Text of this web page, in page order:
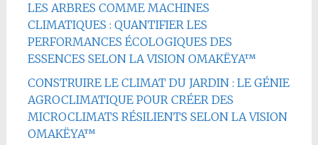
LES ARBRES COMME MACHINES
CLIMATIQUES : QUANTIFIER LES
PERFORMANCES ÉCOLOGIQUES DES
ESSENCES SELON LA VISION OMAKËYA™
CONSTRUIRE LE CLIMAT DU JARDIN : LE GÉNIE
AGROCLIMATIQUE POUR CRÉER DES
MICROCLIMATS RÉSILIENTS SELON LA VISION
OMAKËYA™